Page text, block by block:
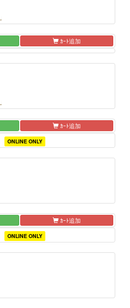
ｶｰﾄ追加
ｶｰﾄ追加
ONLINE ONLY
ｶｰﾄ追加
ONLINE ONLY